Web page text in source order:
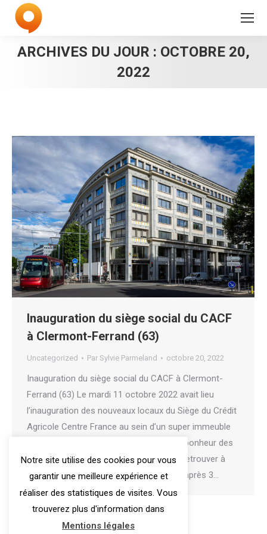
ARCHIVES DU JOUR : OCTOBRE 20,
2022
Inauguration du siège social du CACF
à Clermont-Ferrand (63)
Uncategorized Par Sylvie Parmeland octobre 20, 2022
Inauguration du siège social du CACF à Clermont-
Ferrand (63) Le mardi 11 octobre 2022 avait lieu
l’inauguration des nouveaux locaux du Siège du Crédit
Agricole Centre France au sein d’un super immeuble
intégralement rénové pour le plus grand bonheur des
salariés particulièrement heureux de se retrouver à
nouveau réunis dans les mêmes locaux après 3…
Notre site utilise des cookies pour vous
garantir une meilleure expérience et
réaliser des statistiques de visites. Vous
trouverez plus d'information dans
Mentions légales